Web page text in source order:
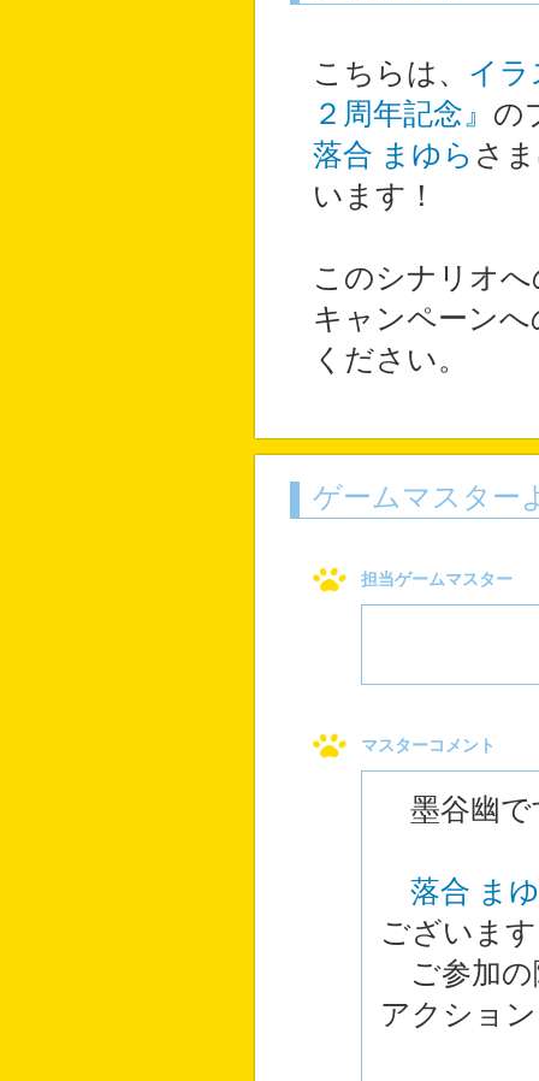
こちらは、 イラ
２周年記念』 の
落合 まゆら さ
います！
このシナリオ
キャンペーン
ください。
ゲームマスター
担当ゲームマスター
マスターコメント
墨谷幽で
落合 ま
ございま
ご参加の
アクショ